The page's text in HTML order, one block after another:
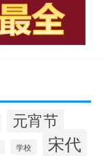
元宵节
学校 宋代